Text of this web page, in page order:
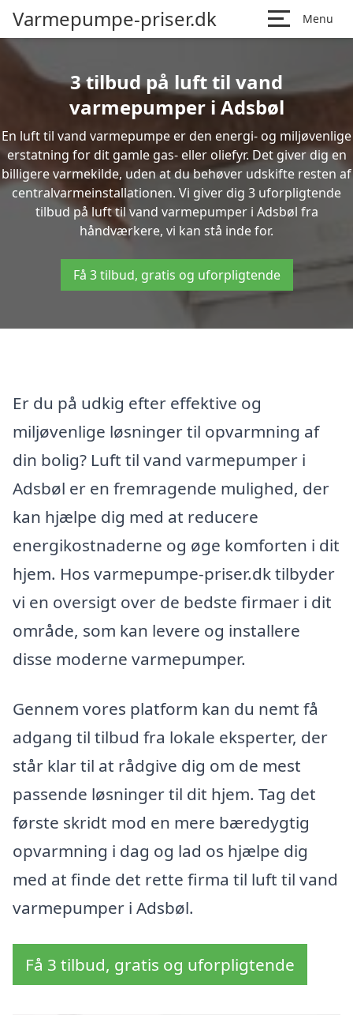
Varmepumpe-priser.dk Menu
3 tilbud på luft til vand
varmepumper i Adsbøl
En luft til vand varmepumpe er den energi- og miljøvenlige
erstatning for dit gamle gas- eller oliefyr. Det giver dig en
billigere varmekilde, uden at du behøver udskifte resten af
centralvarmeinstallationen. Vi giver dig 3 uforpligtende
tilbud på luft til vand varmepumper i Adsbøl fra
håndværkere, vi kan stå inde for.
Få 3 tilbud, gratis og uforpligtende
Er du på udkig efter effektive og
miljøvenlige løsninger til opvarmning af
din bolig? Luft til vand varmepumper i
Adsbøl er en fremragende mulighed, der
kan hjælpe dig med at reducere
energikostnaderne og øge komforten i dit
hjem. Hos varmepumpe-priser.dk tilbyder
vi en oversigt over de bedste firmaer i dit
område, som kan levere og installere
disse moderne varmepumper.
Gennem vores platform kan du nemt få
adgang til tilbud fra lokale eksperter, der
står klar til at rådgive dig om de mest
passende løsninger til dit hjem. Tag det
første skridt mod en mere bæredygtig
opvarmning i dag og lad os hjælpe dig
med at finde det rette firma til luft til vand
varmepumper i Adsbøl.
Få 3 tilbud, gratis og uforpligtende